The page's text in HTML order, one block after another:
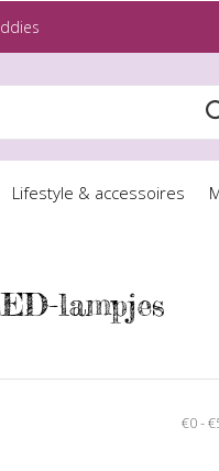
Lifestyle & accessoires
lampjes
€0-